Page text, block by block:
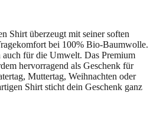
Shirt überzeugt mit seiner soften
bei 100% Bio-Baumwolle.
für die Umwelt. Das Premium
hervorragend als Geschenk für
Muttertag, Weihnachten oder
Shirt sticht dein Geschenk ganz